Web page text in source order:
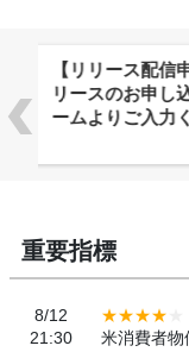
重要指標
8/12
21:30
米消費者